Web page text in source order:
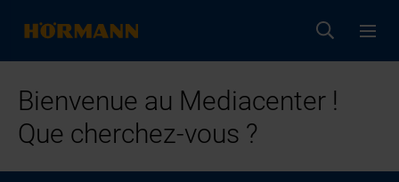
Bienvenue au Mediacenter !
Que cherchez-vous ?